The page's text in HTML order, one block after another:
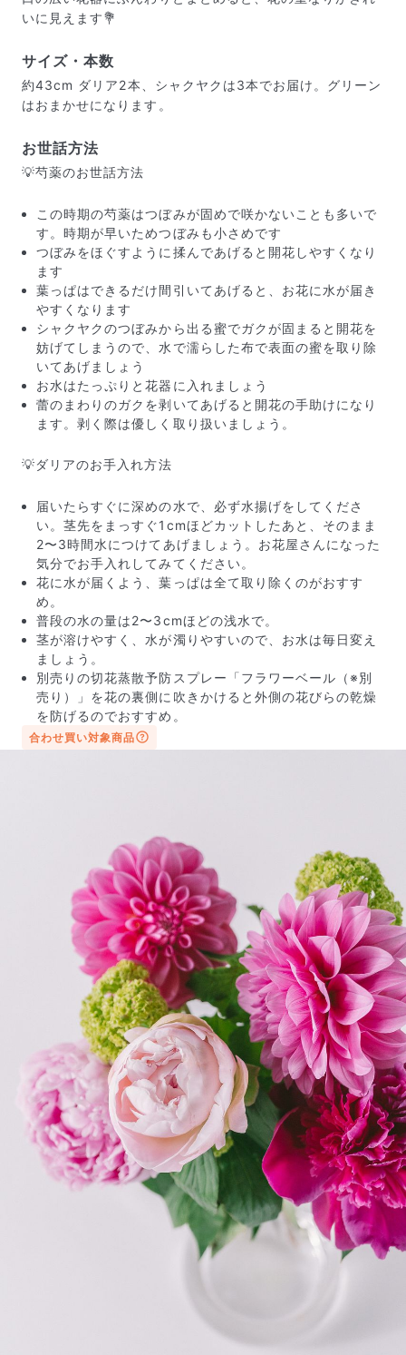
届いたお花に元気がなかったら？
もし届いたお花に「枯れている」「折れている」などの
不備があった場合は、些細なことでもお気軽にサポート
までご連絡ください。ご返金にて補償いたします。
写真と同じものが届く？
商品ページに掲載している写真は、実際にお届けする商
品を撮影したものです。お花は生き物なので、どうして
よくある質問
Q. 毎月自動でお花が届くサービスですか？
いいえ、毎月自動でお届けするサービスではありません。好
きな時に好きな花をご注文いただけます。
Q. 配送できないエリアはありますか？
ただいま沖縄・離島エリアへの配送には対応しておりませ
ん。ご了承ください。
Q. 配送日時は指定できますか？
お花をベストなタイミングで発送しているため、お届け日の
指定はできません。受け取り時間帯は、発送後にクロネコヤ
マトのアプリから変更可能です。
Q. 注文後にキャンセルできますか？
いに見えます💐
サイズ・本数
約43cm ダリア2本、シャクヤクは3本でお届け。グリーン
はおまかせになります。
お世話方法
💡芍薬のお世話方法
この時期の芍薬はつぼみが固めで咲かないことも多いで
す。時期が早いためつぼみも小さめです
つぼみをほぐすように揉んであげると開花しやすくなり
ます
葉っぱはできるだけ間引いてあげると、お花に水が届き
やすくなります
シャクヤクのつぼみから出る蜜でガクが固まると開花を
妨げてしまうので、水で濡らした布で表面の蜜を取り除
いてあげましょう
お水はたっぷりと花器に入れましょう
蕾のまわりのガクを剥いてあげると開花の手助けになり
ます。剥く際は優しく取り扱いましょう。
💡ダリアのお手入れ方法
届いたらすぐに深めの水で、必ず水揚げをしてくださ
い。茎先をまっすぐ1cmほどカットしたあと、そのまま
2〜3時間水につけてあげましょう。お花屋さんになった
気分でお手入れしてみてください。
花に水が届くよう、葉っぱは全て取り除くのがおすす
め。
普段の水の量は2〜3cmほどの浅水で。
茎が溶けやすく、水が濁りやすいので、お水は毎日変え
ましょう。
別売りの切花蒸散予防スプレー「フラワーベール（※別
売り）」を花の裏側に吹きかけると外側の花びらの乾燥
を防げるのでおすすめ。
合わせ買い対象商品